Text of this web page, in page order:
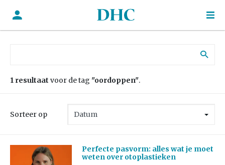
1 resultaat voor de tag "oordoppen".
Sorteer op
Perfecte pasvorm: alles wat je moet
weten over otoplastieken